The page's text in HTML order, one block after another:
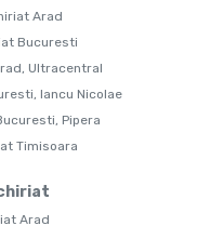
Arad
Bucuresti
Ultracentral
Iancu Nicolae
Pipera
Timisoara
Arad